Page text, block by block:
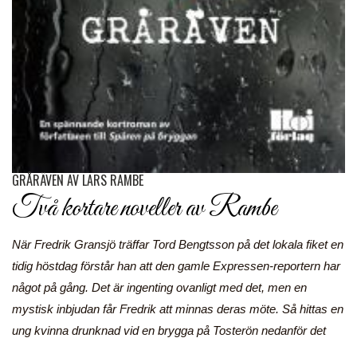
GRÅRÄVEN AV LARS RAMBE
Två kortare noveller av Rambe
När Fredrik Gransjö träffar Tord Bengtsson på det lokala fiket en
tidig höstdag förstår han att den gamle Expressen-reportern har
något på gång. Det är ingenting ovanligt med det, men en
mystisk inbjudan får Fredrik att minnas deras möte. Så hittas en
ung kvinna drunknad vid en brygga på Tosterön nedanför det